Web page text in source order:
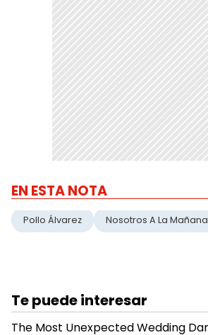
EN ESTA NOTA
Pollo Álvarez Nosotros A La Mañana